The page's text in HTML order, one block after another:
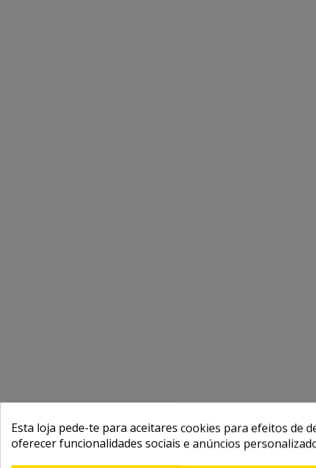
Esta loja pede-te para aceitares cookies para efeitos de
oferecer funcionalidades sociais e anúncios